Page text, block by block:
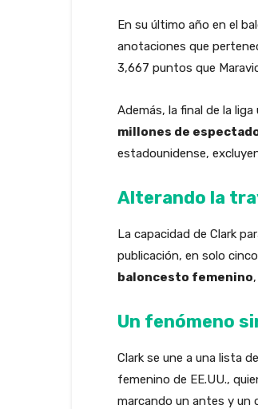
En su último año en el
anotaciones que
3,667 puntos que
Además, la final de la
millones de
estadounidense,
Alterando la
La capacidad de Clark
publicación, en solo
baloncesto femenino
Un fenómeno
Clark se une a una lista
femenino de EE.UU.,
marcando un antes y un